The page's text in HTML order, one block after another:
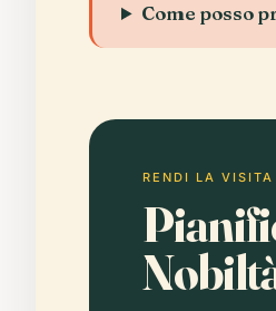
Come posso
RENDI LA VISITA